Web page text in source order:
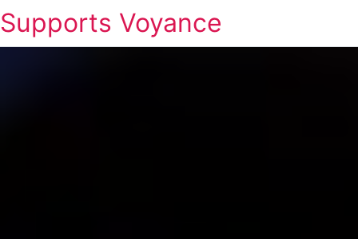
Supports Voyance